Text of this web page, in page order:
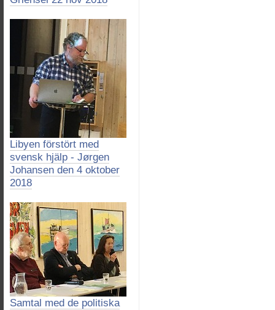
Libyen förstört med
svensk hjälp - Jørgen
Johansen den 4 oktober
2018
Samtal med de politiska